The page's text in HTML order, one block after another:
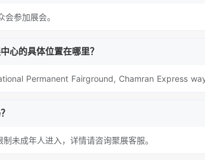
参加展会。
心的具体位置在哪里？
Permanent Fairground, Chamran Express
未成年人进入，详情请咨询聚展客服。